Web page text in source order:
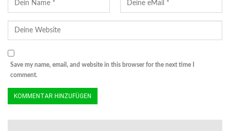
Save my name, email, and website in this browser for the next time I
comment.